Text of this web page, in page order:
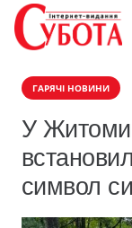
ГАРЯЧІ НОВИНИ
У
символ